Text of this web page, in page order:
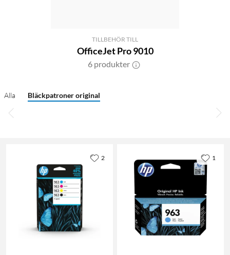
TILLBEHÖR TILL
OfficeJet Pro 9010
6 produkter
Alla Bläckpatroner original
2 1